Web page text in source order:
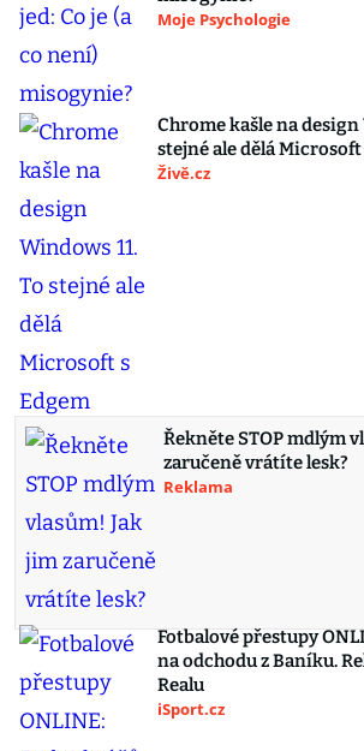
Moje Psychologie
Chrome kašle na design
stejné ale dělá Microsoft
Živě.cz
Řekněte STOP mdlým
zaručeně vrátíte lesk?
Reklama
Fotbalové přestupy
na odchodu z Baníku.
Realu
iSport.cz